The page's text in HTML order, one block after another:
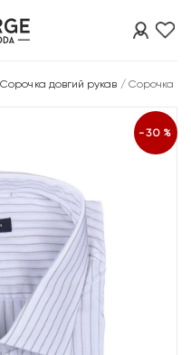
Сорочка довгий рукав / Сорочка
-30%